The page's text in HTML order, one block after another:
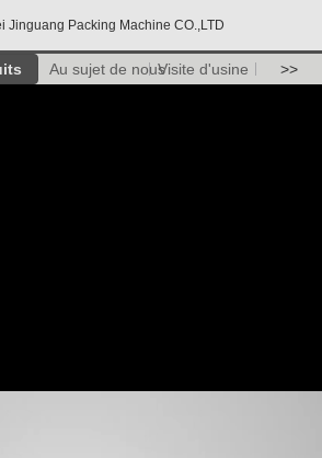
Jinguang Packing Machine CO.,LTD
Au sujet de nousVisite d'usine >>